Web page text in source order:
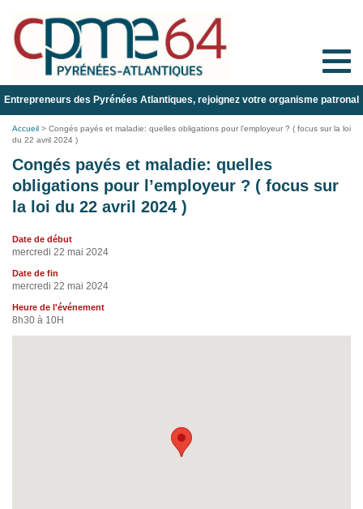
Toggle
Entrepreneurs des Pyrénées Atlantiques, rejoignez votre organisme patronal
Accueil > Congés payés et maladie: quelles obligations pour l’employeur ? ( focus sur la loi
du 22 avril 2024 )
Congés payés et maladie: quelles
obligations pour l’employeur ? ( focus sur
la loi du 22 avril 2024 )
Date de début
mercredi 22 mai 2024
Date de fin
mercredi 22 mai 2024
Heure de l'événement
8h30 à 10H